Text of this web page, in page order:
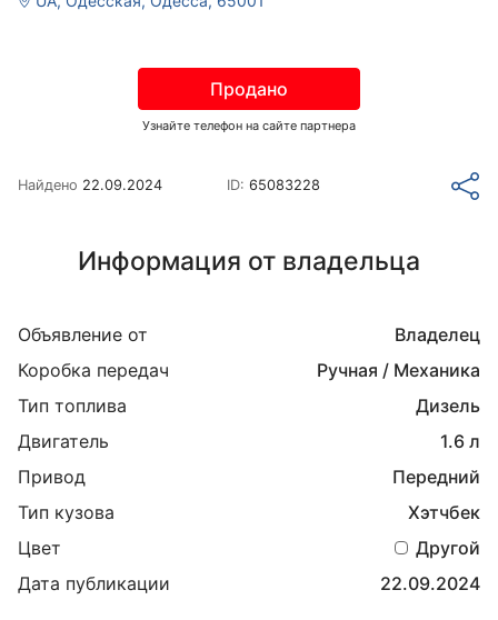
Продано
Узнайте телефон на сайте партнера
Найдено 22.09.2024 ID:65083228
Информация от владельца
Объявление от
Владелец
Коробка передач
Ручная / Механика
Тип топлива
Дизель
Двигатель
1.6 л
Привод
Передний
Тип кузова
Хэтчбек
Цвет
Другой
Дата публикации
22.09.2024